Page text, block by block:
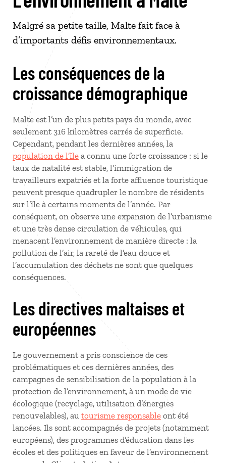
Malgré sa petite taille, Malte fait face à
d’importants défis environnementaux.
Les conséquences de la
croissance démographique
Malte est l’un de plus petits pays du monde, avec
seulement 316 kilomètres carrés de superficie.
Cependant, pendant les dernières années, la
population de l’île a connu une forte croissance : si le
taux de natalité est stable, l’immigration de
travailleurs expatriés et la forte affluence touristique
peuvent presque quadrupler le nombre de résidents
sur l’île à certains moments de l’année. Par
conséquent, on observe une expansion de l’urbanisme
et une très dense circulation de véhicules, qui
menacent l’environnement de manière directe : la
pollution de l’air, la rareté de l’eau douce et
l’accumulation des déchets ne sont que quelques
conséquences.
Les directives maltaises et
européennes
Le gouvernement a pris conscience de ces
problématiques et ces dernières années, des
campagnes de sensibilisation de la population à la
protection de l’environnement, à un mode de vie
écologique (recyclage, utilisation d’énergies
renouvelables), au tourisme responsable ont été
lancées. Ils sont accompagnés de projets (notamment
européens), des programmes d’éducation dans les
écoles et des politiques en faveur de l’environnement